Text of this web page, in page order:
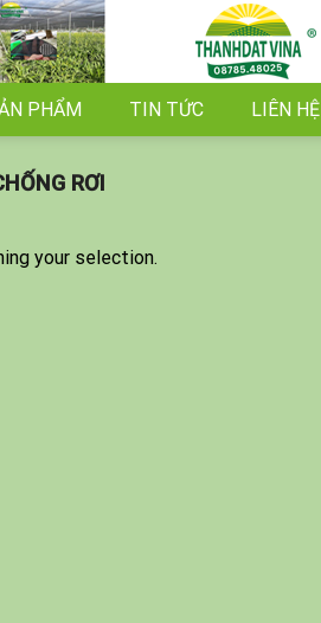
PHẨM TIN TỨC LIÊN HỆ
RƠI
your selection.